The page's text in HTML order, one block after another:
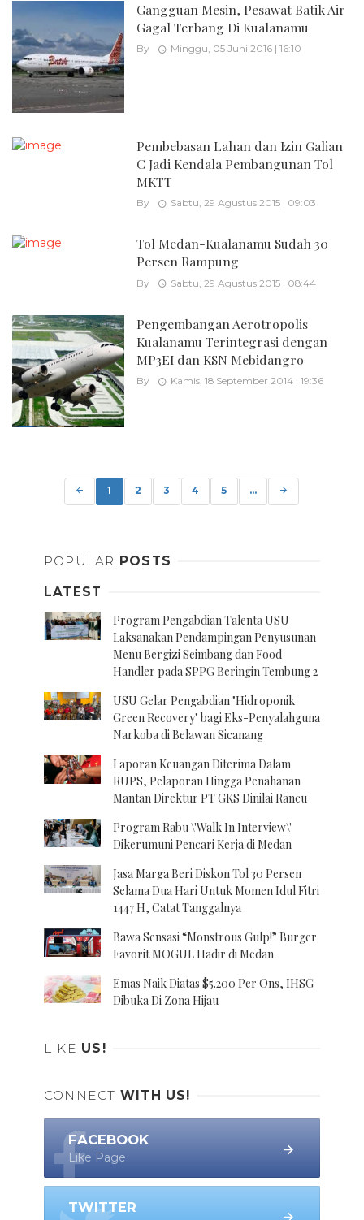
Gangguan Mesin, Pesawat Batik Air
Gagal Terbang Di Kualanamu
By Minggu, 05 Juni 2016 | 16:10
Pembebasan Lahan dan Izin Galian
C Jadi Kendala Pembangunan Tol
MKTT
By Sabtu, 29 Agustus 2015 | 09:03
Tol Medan-Kualanamu Sudah 30
Persen Rampung
By Sabtu, 29 Agustus 2015 | 08:44
Pengembangan Aerotropolis
Kualanamu Terintegrasi dengan
MP3EI dan KSN Mebidangro
By Kamis, 18 September 2014 | 19:36
navigation
1 2 3 4 5 ...
POPULAR POSTS
LATEST
Program Pengabdian Talenta USU
Laksanakan Pendampingan Penyusunan
Menu Bergizi Seimbang dan Food
Handler pada SPPG Beringin Tembung 2
USU Gelar Pengabdian "Hidroponik
Green Recovery" bagi Eks-Penyalahguna
Narkoba di Belawan Sicanang
Laporan Keuangan Diterima Dalam
RUPS, Pelaporan Hingga Penahanan
Mantan Direktur PT GKS Dinilai Rancu
Program Rabu \'Walk In Interview\'
Dikerumuni Pencari Kerja di Medan
Jasa Marga Beri Diskon Tol 30 Persen
Selama Dua Hari Untuk Momen Idul Fitri
1447 H, Catat Tanggalnya
Bawa Sensasi “Monstrous Gulp!” Burger
Favorit MOGUL Hadir di Medan
Emas Naik Diatas $5.200 Per Ons, IHSG
Dibuka Di Zona Hijau
LIKE US!
CONNECT WITH US!
FACEBOOK
Like Page
TWITTER